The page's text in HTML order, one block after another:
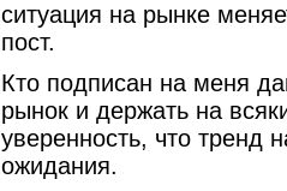
ситуация на рынке
пост.
Кто подписан на меня
рынок и держать на
уверенность, что тренд
ожидания.